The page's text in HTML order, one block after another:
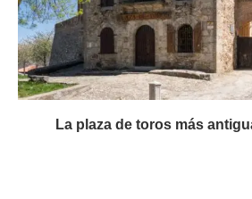
La plaza de toros más